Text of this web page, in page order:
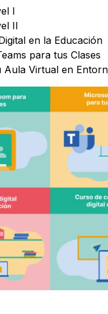
I
II
en la Educación
para tus Clases
Aula Virtual en